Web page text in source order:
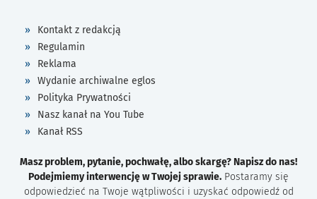
Kontakt z redakcją
Regulamin
Reklama
Wydanie archiwalne eglos
Polityka Prywatności
Nasz kanał na You Tube
Kanał RSS
Masz problem, pytanie, pochwałę, albo skargę? Napisz do nas!
Podejmiemy interwencję w Twojej sprawie. Postaramy się
odpowiedzieć na Twoje wątpliwości i uzyskać odpowiedź od